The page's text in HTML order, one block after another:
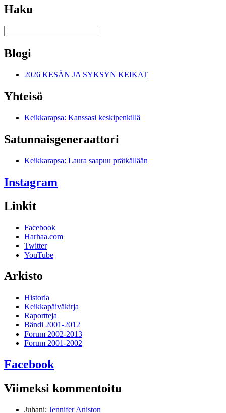
Haku
Blogi
2026 KESÄN JA SYKSYN KEIKAT
Yhteisö
Keikkarapsa: Kanssasi keskipenkillä
Satunnais­generaattori
Keikkarapsa: Laura saapuu prätkällään
Instagram
Linkit
Facebook
Harhaa.com
Twitter
YouTube
Arkisto
Historia
Keikkapäiväkirja
Raportteja
Bändi 2001-2012
Forum 2002-2013
Forum 2001-2002
Facebook
Viimeksi kommentoitu
Juhani: Jennifer Aniston